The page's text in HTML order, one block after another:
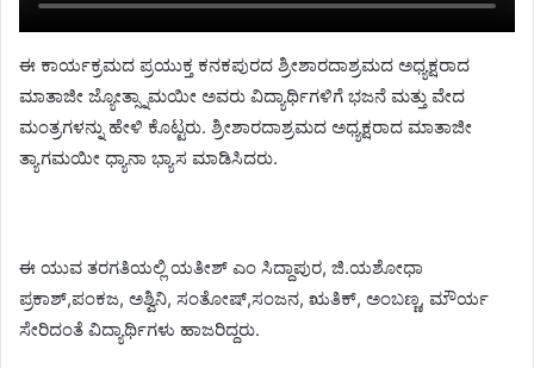
ಈ ಕಾರ್ಯಕ್ರಮದ ಪ್ರಯುಕ್ತ ಕನಕಪುರದ ಶ್ರೀಶಾರದಾಶ್ರಮದ ಅಧ್ಯಕ್ಷರಾದ
ಮಾತಾಜೀ ಜ್ಯೋತ್ಸ್ನಾಮಯೀ ಅವರು ವಿದ್ಯಾರ್ಥಿಗಳಿಗೆ ಭಜನೆ ಮತ್ತು ವೇದ
ಮಂತ್ರಗಳನ್ನು ಹೇಳಿ ಕೊಟ್ಟರು. ಶ್ರೀಶಾರದಾಶ್ರಮದ ಅಧ್ಯಕ್ಷರಾದ ಮಾತಾಜೀ
ತ್ಯಾಗಮಯೀ ಧ್ಯಾನಾ ಭ್ಯಾಸ ಮಾಡಿಸಿದರು.
ಈ ಯುವ ತರಗತಿಯಲ್ಲಿ ಯತೀಶ್ ಎಂ ಸಿದ್ದಾಪುರ, ಜಿ.ಯಶೋಧಾ
ಪ್ರಕಾಶ್,ಪಂಕಜ, ಅಶ್ವಿನಿ, ಸಂತೋಷ್,ಸಂಜನ, ಋತಿಕ್, ಅಂಬಣ್ಣ, ಮೌರ್ಯ
ಸೇರಿದಂತೆ ವಿದ್ಯಾರ್ಥಿಗಳು ಹಾಜರಿದ್ದರು.